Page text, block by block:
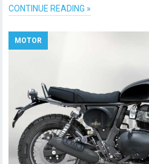
CONTINUE READING »
MOTOR